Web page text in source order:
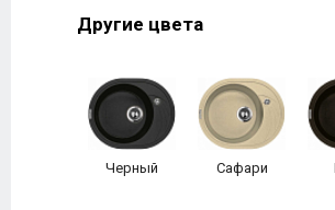
Другие цвета
Черный Сафари